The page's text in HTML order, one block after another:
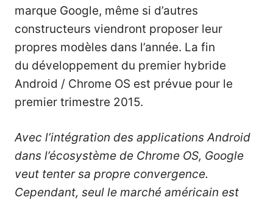
marque Google, même si d’autres
constructeurs viendront proposer leur
propres modèles dans l’année. La fin
du développement du premier hybride
Android / Chrome OS est prévue pour le
premier trimestre 2015.
Avec l’intégration des applications Android
dans l’écosystème de Chrome OS, Google
veut tenter sa propre convergence.
Cependant, seul le marché américain est